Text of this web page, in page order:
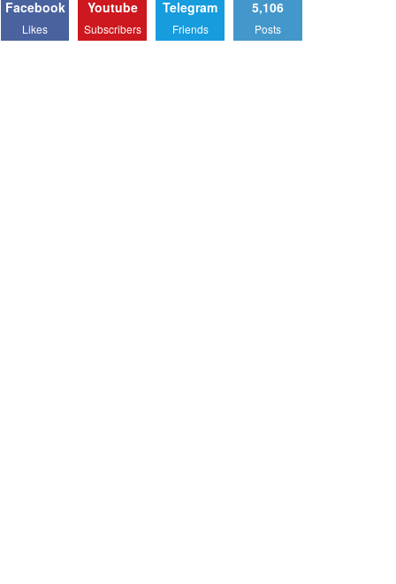
Facebook
Likes
Youtube
Subscribers
Telegram
Friends
5,106
Posts